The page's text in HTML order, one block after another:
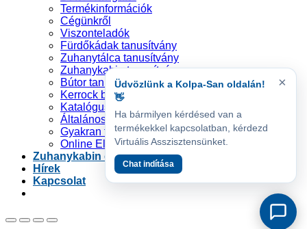
Termékinformációk
Cégünkről
Viszonteladók
Fürdőkádak tanusítvány
Zuhanytálca tanusítvány
Zuhanykabin tanusítvány
Bútor tanusítvány
Kerrock by Kolpa
Katalógusok
Általános Szerződési Feltételek
Gyakran feltett kérdések
Online Elállási Nyilatkozat
Zuhanykabin és zuhanytálca tervező
Hírek
Kapcsolat
×
Üdvözlünk a Kolpa-San oldalán!
👋
Ha bármilyen kérdésed van a
termékekkel kapcsolatban, kérdezd
Virtuális Asszisztensünket.
Chat indítása